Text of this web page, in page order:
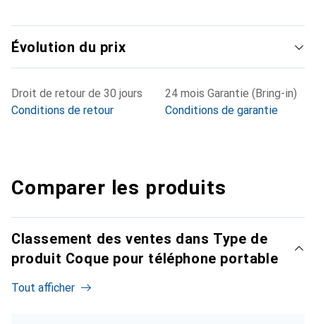
Évolution du prix
Droit de retour de 30 jours
Conditions de retour
24 mois Garantie (Bring-in)
Conditions de garantie
Comparer les produits
Classement des ventes dans Type de
produit Coque pour téléphone portable
Tout afficher